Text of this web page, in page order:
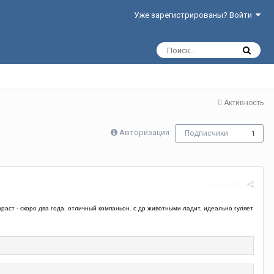
Уже зарегистрированы? Войти
Активность
Авторизация Подписчики 1
- скоро два года. отличный компаньон. с др животными ладит, идеально гуляет